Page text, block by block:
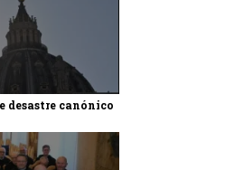
desastre canónico